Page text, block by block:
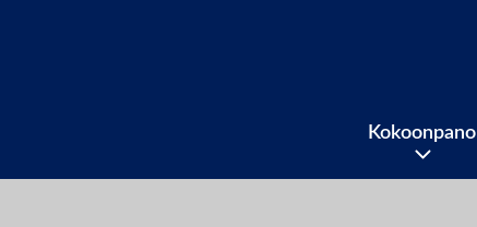
Kokoonpano